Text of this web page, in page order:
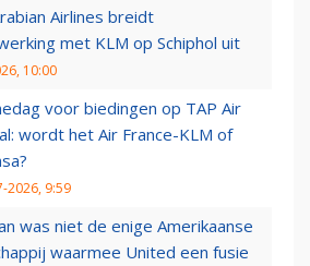
Airlines breidt
met KLM op Schiphol uit
10:00
voor biedingen op TAP Air
wordt het Air France-KLM of
2026, 9:59
was niet de enige Amerikaanse
waarmee United een fusie